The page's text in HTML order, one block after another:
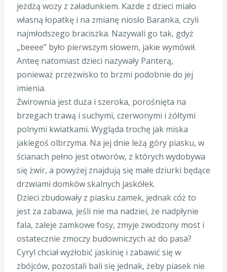
jeżdżą wozy z załadunkiem. Każde z dzieci miało
własną łopatkę i na zmianę niosło Baranka, czyli
najmłodszego braciszka. Nazywali go tak, gdyż
„beeee” było pierwszym słowem, jakie wymówił.
Anteę natomiast dzieci nazywały Panterą,
ponieważ przezwisko to brzmi podobnie do jej
imienia.
Żwirownia jest duża i szeroka, porośnięta na
brzegach trawą i suchymi, czerwonymi i żółtymi
polnymi kwiatkami. Wygląda trochę jak miska
jakiegoś olbrzyma. Na jej dnie leżą góry piasku, w
ścianach pełno jest otworów, z których wydobywa
się żwir, a powyżej znajdują się małe dziurki będące
drzwiami domków skalnych jaskółek.
Dzieci zbudowały z piasku zamek, jednak cóż to
jest za zabawa, jeśli nie ma nadziei, że nadpłynie
fala, zaleje zamkowe fosy, zmyje zwodzony most i
ostatecznie zmoczy budowniczych aż do pasa?
Cyryl chciał wyżłobić jaskinię i zabawić się w
zbójców, pozostali bali się jednak, żeby piasek nie